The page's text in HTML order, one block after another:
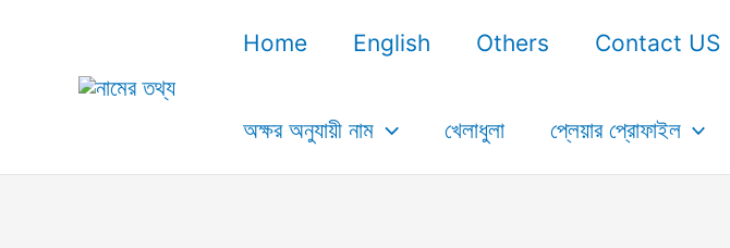
content
Home English Others Contact US
অক্ষর অনুযায়ী নাম খেলাধুলা প্লেয়ার প্রোফাইল